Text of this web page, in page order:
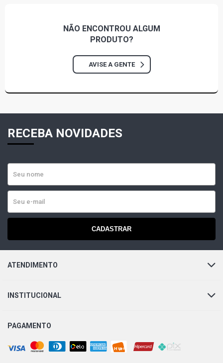
NÃO ENCONTROU ALGUM
PRODUTO?
AVISE A GENTE
RECEBA NOVIDADES
CADASTRAR
ATENDIMENTO
INSTITUCIONAL
PAGAMENTO